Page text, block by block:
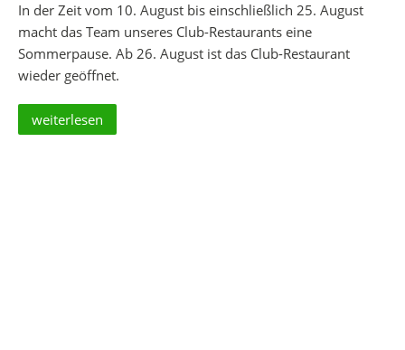
In der Zeit vom 10. August bis einschließlich 25. August
macht das Team unseres Club-Restaurants eine
Sommerpause. Ab 26. August ist das Club-Restaurant
wieder geöffnet.
weiterlesen